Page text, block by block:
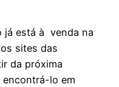
já está à venda na
sites das
da próxima
encontrá-lo em